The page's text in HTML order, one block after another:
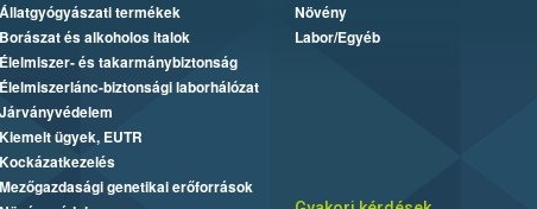
Állatgyógyászati termékek
Borászat és alkoholos italok
Élelmiszer- és takarmánybiztonság
Élelmiszerlánc-biztonsági laborhálózat
Járványvédelem
Kiemelt ügyek, EUTR
Kockázatkezelés
Mezőgazdasági genetikai erőforrások
Növény
Labor/Egyéb